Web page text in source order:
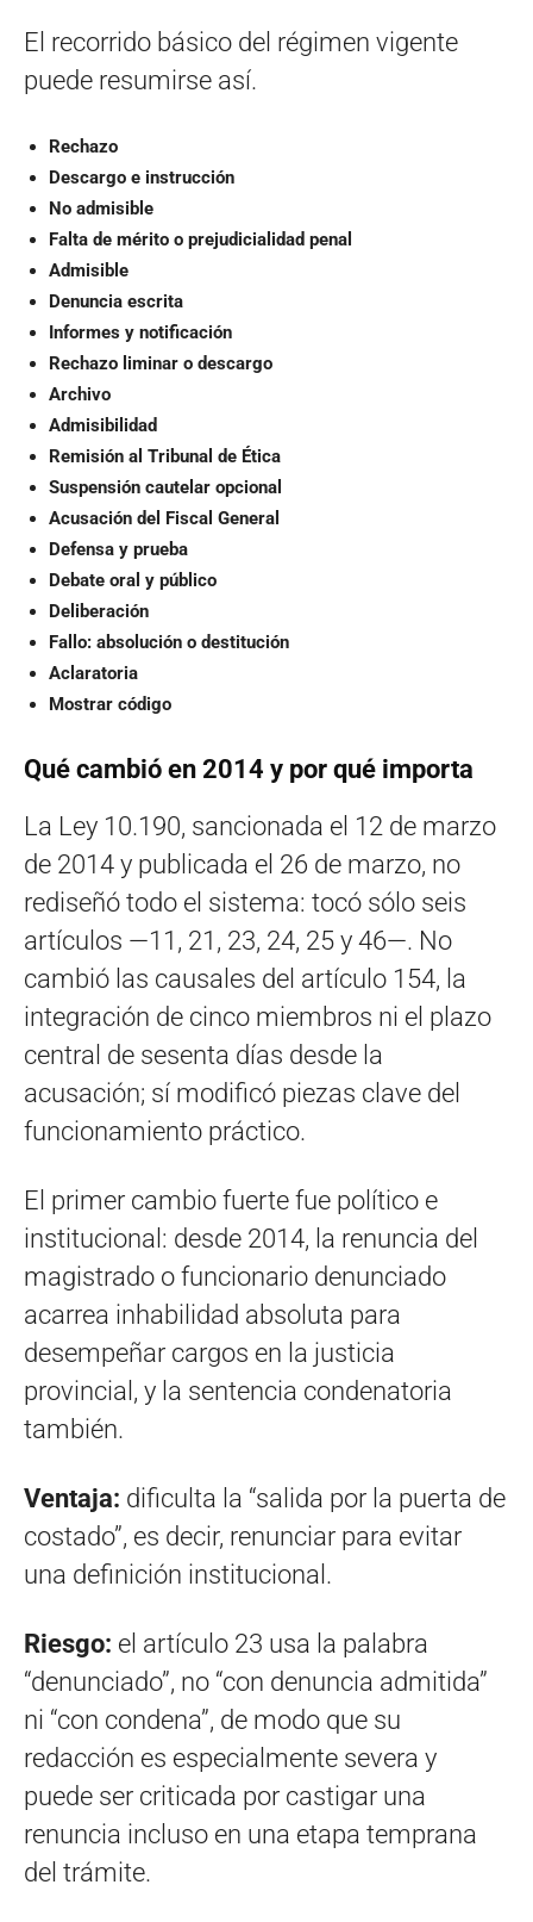
El recorrido básico del régimen vigente
puede resumirse así.
Rechazo
Descargo e instrucción
No admisible
Falta de mérito o prejudicialidad penal
Admisible
Denuncia escrita
Informes y notificación
Rechazo liminar o descargo
Archivo
Admisibilidad
Remisión al Tribunal de Ética
Suspensión cautelar opcional
Acusación del Fiscal General
Defensa y prueba
Debate oral y público
Deliberación
Fallo: absolución o destitución
Aclaratoria
Mostrar código
Qué cambió en 2014 y por qué importa
La Ley 10.190, sancionada el 12 de marzo
de 2014 y publicada el 26 de marzo, no
rediseñó todo el sistema: tocó sólo seis
artículos —11, 21, 23, 24, 25 y 46—. No
cambió las causales del artículo 154, la
integración de cinco miembros ni el plazo
central de sesenta días desde la
acusación; sí modificó piezas clave del
funcionamiento práctico.
El primer cambio fuerte fue político e
institucional: desde 2014, la renuncia del
magistrado o funcionario denunciado
acarrea inhabilidad absoluta para
desempeñar cargos en la justicia
provincial, y la sentencia condenatoria
también.
Ventaja: dificulta la “salida por la puerta de
costado”, es decir, renunciar para evitar
una definición institucional.
Riesgo: el artículo 23 usa la palabra
“denunciado”, no “con denuncia admitida”
ni “con condena”, de modo que su
redacción es especialmente severa y
puede ser criticada por castigar una
renuncia incluso en una etapa temprana
del trámite.